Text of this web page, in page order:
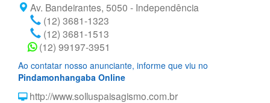
Av. Bandeirantes, 5050 - Independência
(12) 3681-1323
(12) 3681-1513
(12) 99197-3951
Ao contatar nosso anunciante, informe que viu no
Pindamonhangaba Online
http://www.solluspaisagismo.com.br